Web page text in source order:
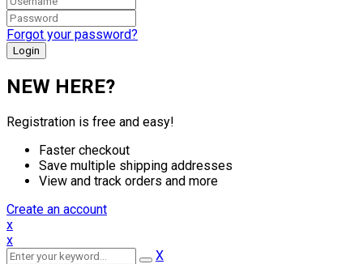
Forgot your password?
NEW HERE?
Registration is free and easy!
Faster checkout
Save multiple shipping addresses
View and track orders and more
Create an account
x
x
X